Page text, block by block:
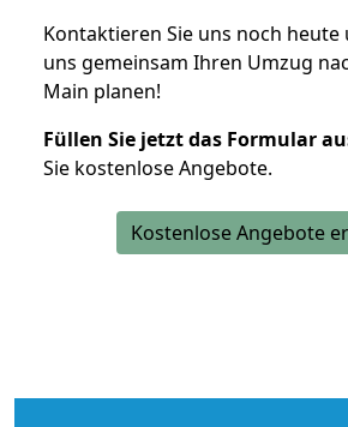
Kontaktieren Sie uns noch heute
uns gemeinsam Ihren Umzug
Main planen!
Füllen Sie jetzt das Formular
Sie kostenlose Angebote.
Kostenlose Angebote